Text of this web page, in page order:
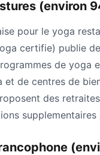
(environ
pour le yoga
certifie) publie
de yoga
et de centres de
des